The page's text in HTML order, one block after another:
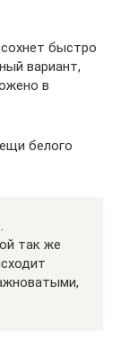
быстро
вариант,
в
белого
так же